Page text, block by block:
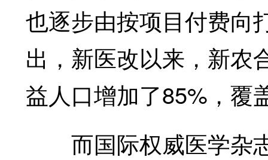
也逐步由按项目付费向
出，新医改以来，新农
益人口增加了85%，覆
而国际权威医学杂